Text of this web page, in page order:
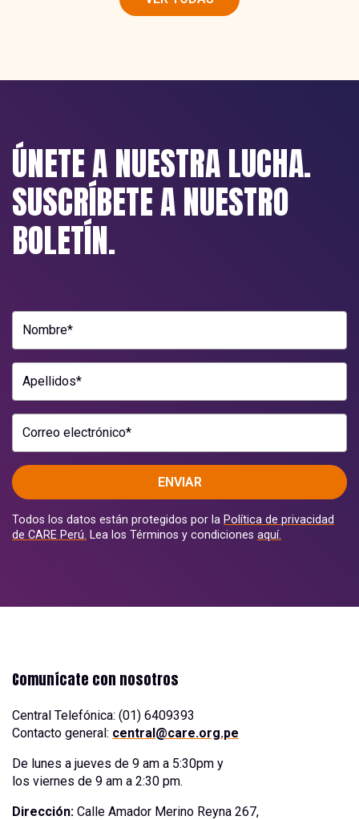
ÚNETE A NUESTRA LUCHA.
SUSCRÍBETE A NUESTRO
BOLETÍN.
Nombre*
Apellidos*
Correo electrónico*
ENVIAR
Todos los datos están protegidos por la Política de privacidad
de CARE Perú.
Lea los Términos y condiciones aquí.
Comunícate con nosotros
Central Telefónica: (01) 6409393
Contacto general: central@care.org.pe
De lunes a jueves de 9 am a 5:30pm y
los viernes de 9 am a 2:30 pm.
Dirección: Calle Amador Merino Reyna 267,